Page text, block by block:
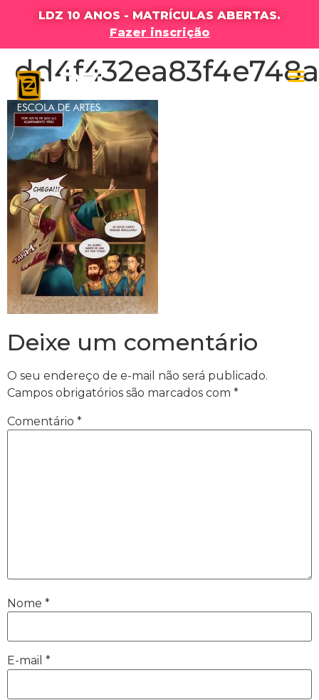
LDZ 10 ANOS - MATRÍCULAS ABERTAS.
Fazer inscrição
Deixe um comentário
O seu endereço de e-mail não será publicado.
Campos obrigatórios são marcados com *
Comentário *
Nome *
E-mail *